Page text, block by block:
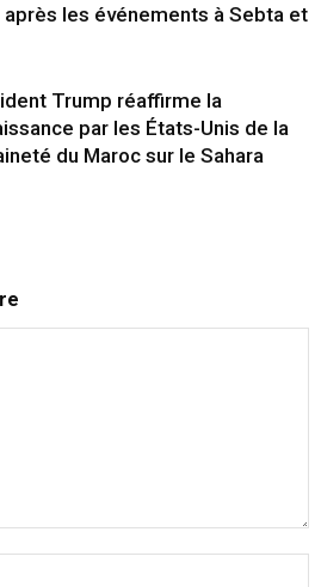
les événements à Sebta et
Trump réaffirme la
par les États-Unis de la
du Maroc sur le Sahara